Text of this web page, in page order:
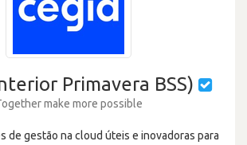
Primavera BSS)
make more possible
de gestão na cloud úteis e inovadoras para